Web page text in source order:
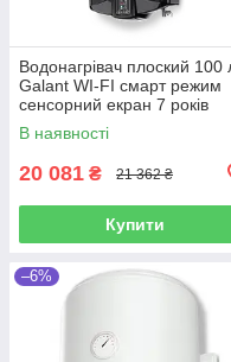
Водонагрівач плоский 100
Galant WI-FI смарт режим
сенсорний екран 7 років
гарантія ELDOM (Болгарія)
В наявності
20 081 ₴ 21 362 ₴
Купити
–6%